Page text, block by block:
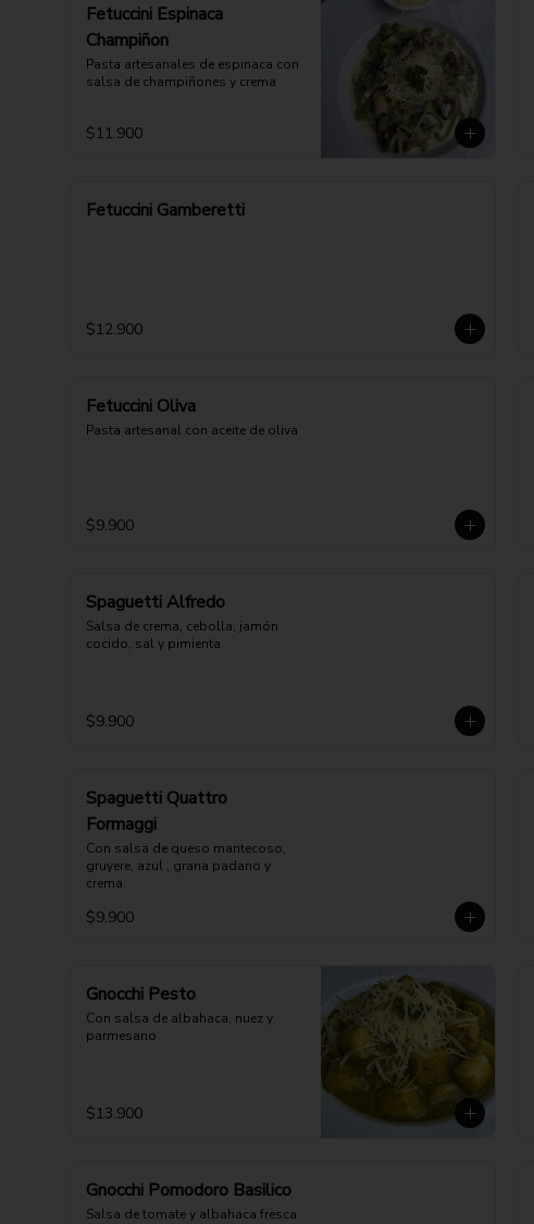
Fetuccini Espinaca
Champiñon
Pasta artesanales de espinaca con
salsa de champiñones y crema
$11.900
Fetuccini Gamberetti
$12.900
Fetuccini Oliva
Pasta artesanal con aceite de oliva
$9.900
Spaguetti Alfredo
Salsa de crema, cebolla, jamón
cocido, sal y pimienta
$9.900
Spaguetti Quattro
Formaggi
Con salsa de queso mantecoso,
gruyere, azul , grana padano y
crema.
$9.900
Gnocchi Pesto
Con salsa de albahaca, nuez y
parmesano
$13.900
Gnocchi Pomodoro Basilico
Salsa de tomate y albahaca fresca